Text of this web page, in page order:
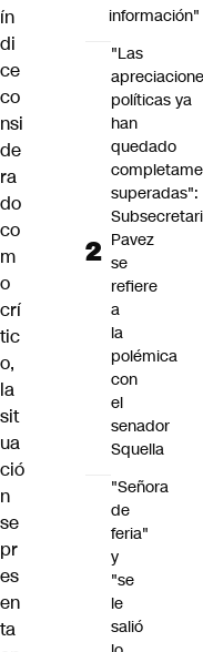
ín
di
ce
co
nsi
de
ra
do
co
m
o
crí
tic
o,
la
sit
ua
ció
n
se
pr
es
en
ta
información"
"Las
políticas ya
han
quedado
superadas":
Pavez
se
refiere
a
la
polémica
con
el
senador
Squella
"Señora
de
feria"
y
"se
le
salió